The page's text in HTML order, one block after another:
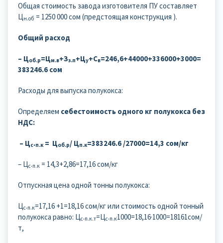
Общая стоимость завода изготовителя ПУ составляет
Цн.об = 1250 000 сом (предстоящая конструкция ).
Общий расход
– Цоб.р=Цм.в+Зз.п+Цу+Св=246,6+44000+336000+3000=
383246.6 сом
Расходы для выпуска полукокса:
Определяем себестоимость одного кг полукокса без
НДС:
– Цс.п.к = Цоб.р/ Цп.к=383246.6 /27000=14,3 сом/кг
– Цс.п.к = 14,3+2,86=17,16 сом/кг
Отпускная цена одной тонны полукокса:
Цс.п.к=17,16 +1=18,16 сом/кг или стоимость одной тонный
полукокса равно: Цс.п.к.т=Цс.п.кּ1000=18,16·1000=18161сом/
т,